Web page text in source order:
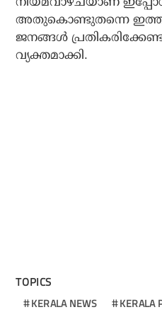
അതുകൊണ്ടുതന്നെ
ജനങ്ങള്‍
വ്യക്തമാക്കി.
TOPICS
KERALA NEWS
KERALA